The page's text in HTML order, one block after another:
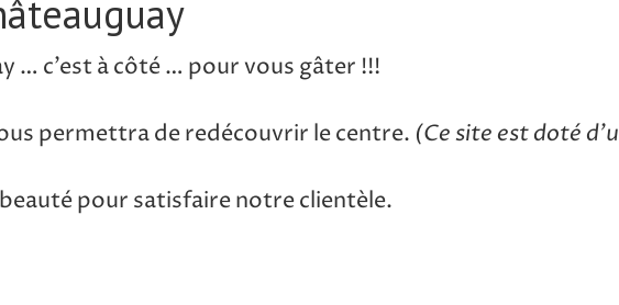
… c’est à côté … pour vous gâter !!!
permettra de redécouvrir le centre. (Ce site est doté
pour satisfaire notre clientèle.